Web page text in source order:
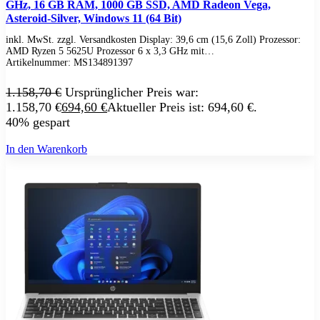
Schenker / XMG
Convertible / 2-in-1
Laptoptaschen
Tastatur
Mäuse
Netzteil
Alle ansehen
PC Systeme
Mac Studio
Mac Pro
iMac Zubehör
Acer PC
Alle Acer PCs anzeigen
Acer Consumer PCs
Acer Gaming PCs
Acer Business PCs
Asus PC
Captiva PC
Alle Captiva PCs anzeigen
GHz, 16 GB RAM, 1000 GB SSD, AMD Radeon Vega,
Asteroid-Silver, Windows 11 (64 Bit)
inkl. MwSt. zzgl. Versandkosten Display: 39,6 cm (15,6 Zoll) Prozessor:
AMD Ryzen 5 5625U Prozessor 6 x 3,3 GHz mit…
Artikelnummer: MS134891397
1.158,70€ Ursprünglicher Preis war:
1.158,70 €694,60 €Aktueller Preis ist: 694,60 €.
40% gespart
In den Warenkorb